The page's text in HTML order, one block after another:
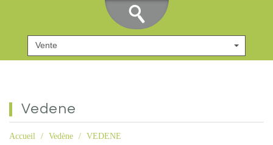
Vente
vedene
Accueil Vedène VEDENE